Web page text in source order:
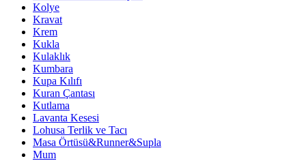
Kolye
Kravat
Krem
Kukla
Kulaklık
Kumbara
Kupa Kılıfı
Kuran Çantası
Kutlama
Lavanta Kesesi
Lohusa Terlik ve Tacı
Masa Örtüsü&Runner&Supla
Mum